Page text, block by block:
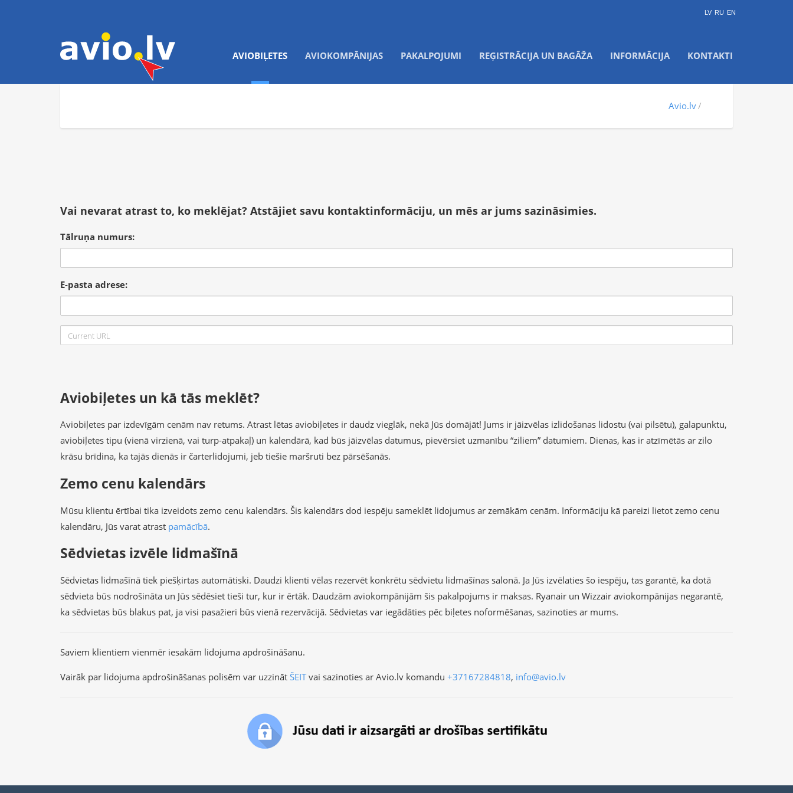
LV RU EN
AVIOBIĻETES AVIOKOMPĀNIJAS PAKALPOJUMI REĢISTRĀCIJA UN BAGĀŽA INFORMĀCIJA KONTAKTI
Avio.lv
Vai nevarat atrast to, ko meklējat? Atstājiet savu kontaktinformāciju, un mēs ar jums sazināsimies.
Tālruņa numurs:
E-pasta adrese:
Aviobiļetes un kā tās meklēt?
Aviobiļetes par izdevīgām cenām nav retums. Atrast lētas aviobiļetes ir daudz vieglāk, nekā Jūs domājāt! Jums ir jāizvēlas izlidošanas lidostu (vai pilsētu), galapunktu,
aviobiļetes tipu (vienā virzienā, vai turp-atpakaļ) un kalendārā, kad būs jāizvēlas datumus, pievērsiet uzmanību “ziliem” datumiem. Dienas, kas ir atzīmētās ar zilo
krāsu brīdina, ka tajās dienās ir čarterlidojumi, jeb tiešie maršruti bez pārsēšanās.
Zemo cenu kalendārs
Mūsu klientu ērtībai tika izveidots zemo cenu kalendārs. Šis kalendārs dod iespēju sameklēt lidojumus ar zemākām cenām. Informāciju kā pareizi lietot zemo cenu
kalendāru, Jūs varat atrast pamācībā.
Sēdvietas izvēle lidmašīnā
Sēdvietas lidmašīnā tiek piešķirtas automātiski. Daudzi klienti vēlas rezervēt konkrētu sēdvietu lidmašīnas salonā. Ja Jūs izvēlaties šo iespēju, tas garantē, ka dotā
sēdvieta būs nodrošināta un Jūs sēdēsiet tieši tur, kur ir ērtāk. Daudzām aviokompānijām šis pakalpojums ir maksas. Ryanair un Wizzair aviokompānijas negarantē,
ka sēdvietas būs blakus pat, ja visi pasažieri būs vienā rezervācijā. Sēdvietas var iegādāties pēc biļetes noformēšanas, sazinoties ar mums.
Saviem klientiem vienmēr iesakām lidojuma apdrošināšanu.
Vairāk par lidojuma apdrošināšanas polisēm var uzzināt ŠEITvai sazinoties ar Avio.lv komandu +37167284818, info@avio.lv